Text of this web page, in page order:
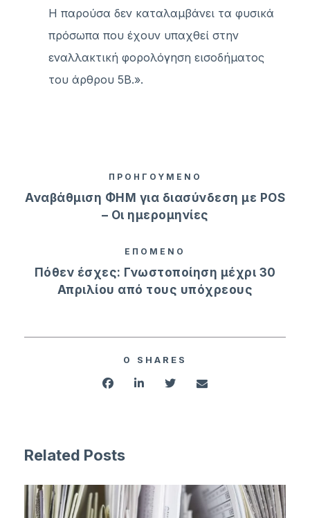
Η παρούσα δεν καταλαμβάνει τα φυσικά
πρόσωπα που έχουν υπαχθεί στην
εναλλακτική φορολόγηση εισοδήματος
του άρθρου 5Β.».
ΠΡΟΗΓΟΥΜΕΝΟ
Αναβάθμιση ΦΗΜ για διασύνδεση με POS
– Οι ημερομηνίες
ΕΠΟΜΕΝΟ
Πόθεν έσχες: Γνωστοποίηση μέχρι 30
Απριλίου από τους υπόχρεους
0 SHARES
Related Posts